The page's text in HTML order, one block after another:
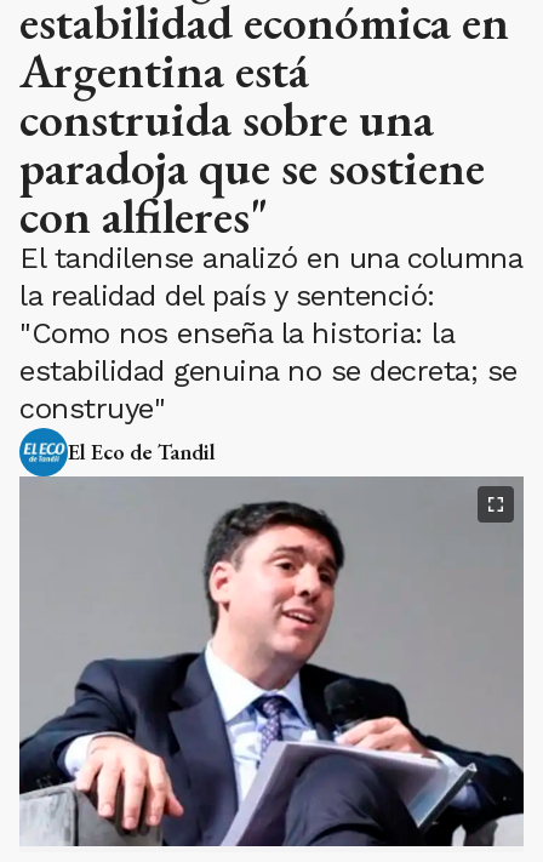
estabilidad económica en
Argentina está
construida sobre una
paradoja que se sostiene
con alfileres"
El tandilense analizó en una columna
la realidad del país y sentenció:
"Como nos enseña la historia: la
estabilidad genuina no se decreta; se
construye"
El Eco de Tandil